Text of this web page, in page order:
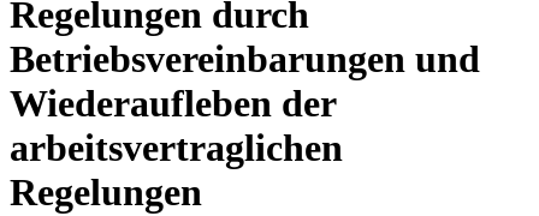
Regelungen durch
Betriebsvereinbarungen und
Wiederaufleben der
arbeitsvertraglichen
Regelungen